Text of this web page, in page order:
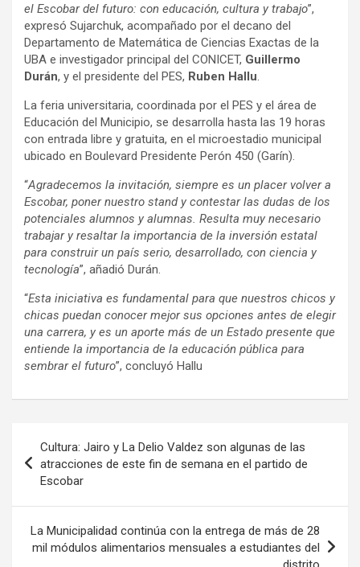
el Escobar del futuro: con educación, cultura y trabajo”,
expresó Sujarchuk, acompañado por el decano del
Departamento de Matemática de Ciencias Exactas de la
UBA e investigador principal del CONICET, Guillermo
Durán, y el presidente del PES, Ruben Hallu
La feria universitaria, coordinada por el PES y el área de
Educación del Municipio, se desarrolla hasta las 19 horas
con entrada libre y gratuita, en el microestadio municipal
ubicado en Boulevard Presidente Perón 450 (Garín).
“Agradecemos la invitación, siempre es un placer volver a
Escobar, poner nuestro stand y contestar las dudas de los
potenciales alumnos y alumnas. Resulta muy necesario
trabajar y resaltar la importancia de la inversión estatal
para construir un país serio, desarrollado, con ciencia y
tecnología”, añadió Durán.
“Esta iniciativa es fundamental para que nuestros chicos y
chicas puedan conocer mejor sus opciones antes de elegir
una carrera, y es un aporte más de un Estado presente que
entiende la importancia de la educación pública para
sembrar el futuro”, concluyó Hallu
de
entradas
Cultura: Jairo y La Delio Valdez son algunas de las
atracciones de este fin de semana en el partido de
Escobar
La Municipalidad continúa con la entrega de más de 28
mil módulos alimentarios mensuales a estudiantes del